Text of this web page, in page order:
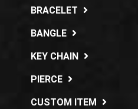
BRACELET
BANGLE
KEY CHAIN
PIERCE
CUSTOM ITEM